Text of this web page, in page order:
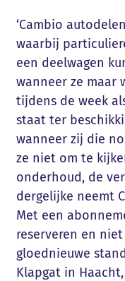
‘Cambio
waarbij
een deelwagen
wanneer ze maar
tijdens de week
staat ter
wanneer zij die
ze niet om te
onderhoud, de
dergelijke neemt
Met een
reserveren en
gloednieuwe
Klapgat in